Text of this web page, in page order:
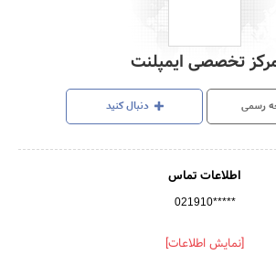
تخصصی ایمپلنت
رسمی دنبال کنید
اطلاعات تماس
021910*****
[نمایش اطلاعات]